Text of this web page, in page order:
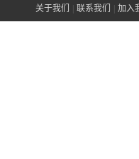
关于我们 联系我们 加入